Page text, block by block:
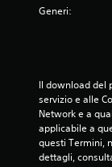
Generi:
Il download del
servizio e alle
Network e a
applicabile a
questi Termini,
dettagli,